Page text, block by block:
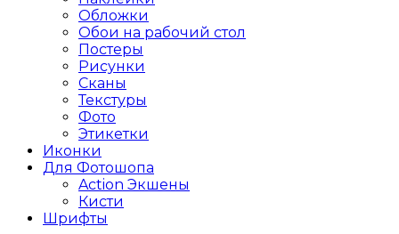
Обложки
Обои на рабочий стол
Постеры
Рисунки
Сканы
Текстуры
Фото
Этикетки
Иконки
Для Фотошопа
Action Экшены
Кисти
Шрифты